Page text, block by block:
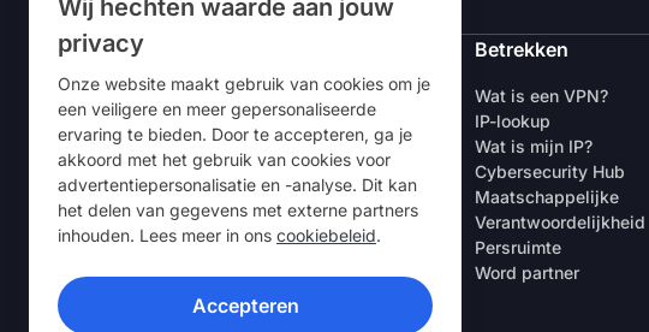
Wij hechten waarde aan jouw
privacy
Onze website maakt gebruik van cookies om je
een veiligere en meer gepersonaliseerde
ervaring te bieden. Door te accepteren, ga je
akkoord met het gebruik van cookies voor
advertentiepersonalisatie en -analyse. Dit kan
het delen van gegevens met externe partners
inhouden. Lees meer in ons cookiebeleid.
Accepteren
NordVPN
Over ons
Vacatures
Gratis VPN-proefperiode
VPN-routers
Beoordelingen
Korting voor studenten & werknemers
Waar te koop
Een vriend uitnodigen
Betrekken
Wat is een VPN?
IP-lookup
Wat is mijn IP?
Cybersecurity Hub
Maatschappelijke
Verantwoordelijkheid
Persruimte
Word partner
VPN-APPS